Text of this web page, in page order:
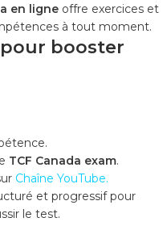
en ligne offre exercices et
à tout moment.
pour booster
TCF Canada exam.
Chaîne YouTube.
et progressif pour
le test.